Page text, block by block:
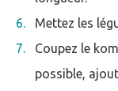
Mettez les
Coupez le
possible,